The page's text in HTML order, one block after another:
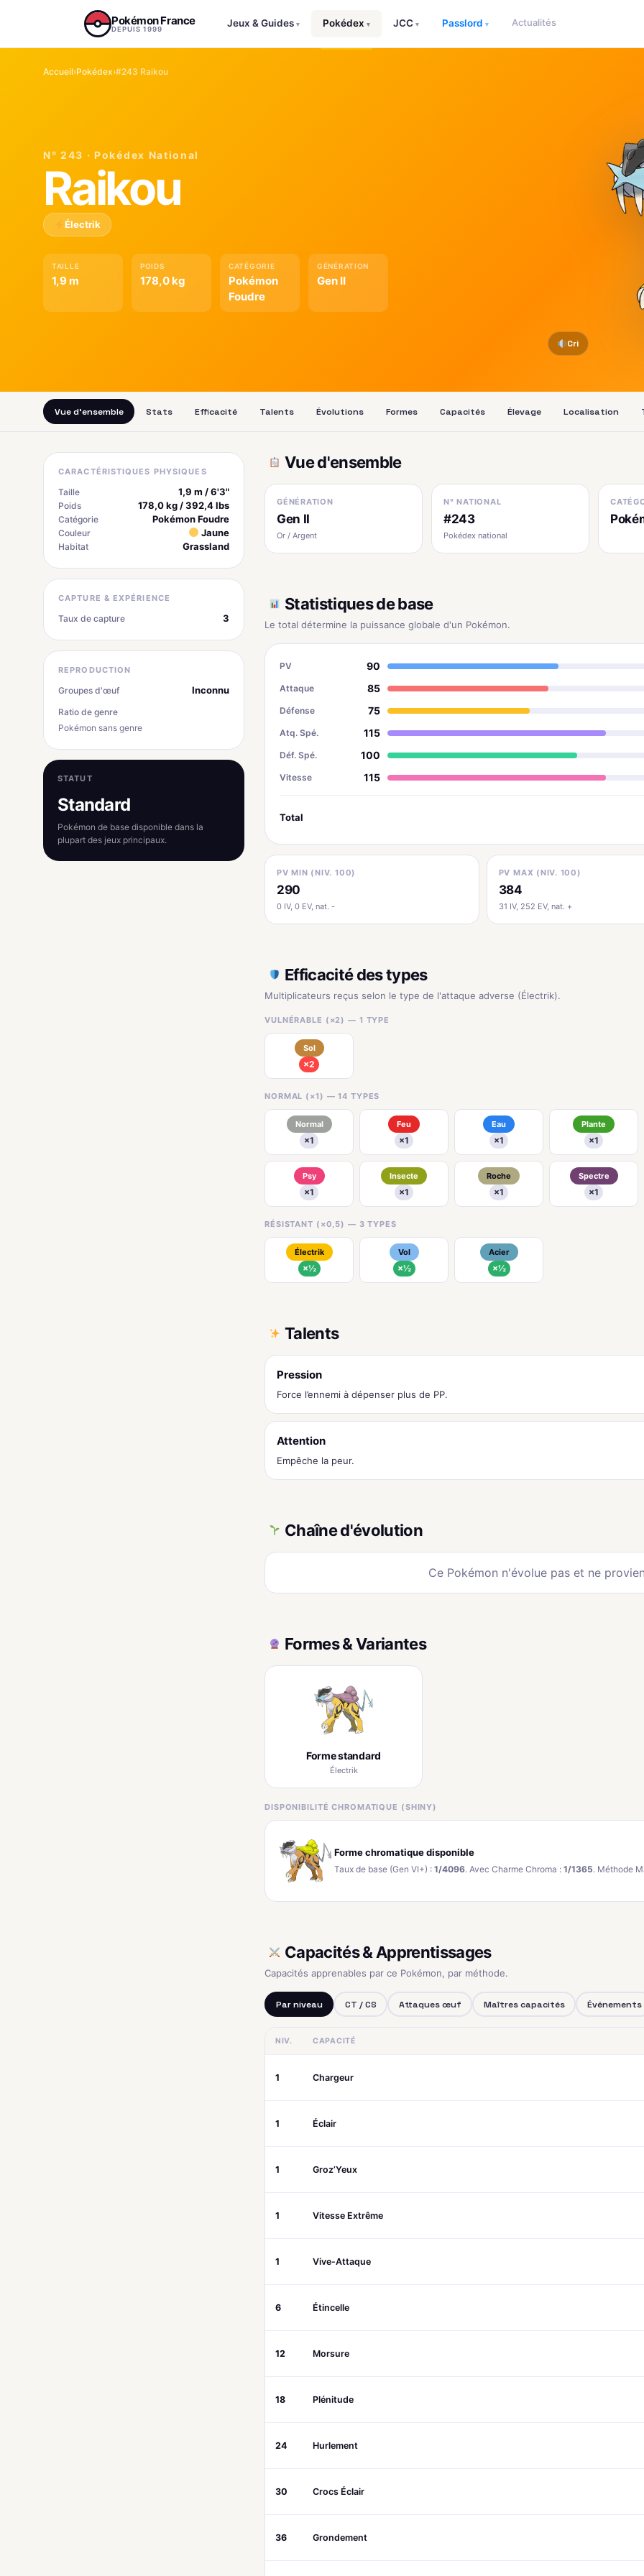
Pokémon France
DEPUIS 1999
Jeux & Guides ▾ Pokédex ▾ JCC ▾ Passlord ▾ Actualités
Accueil›Pokédex›#243 Raikou
N° 243 · Pokédex National
Raikou
Électrik
TAILLE
1,9 m
POIDS
178,0 kg
CATÉGORIE
Pokémon
Foudre
GÉNÉRATION
Gen II
Cri
Vue d'ensemble Stats Efficacité Talents Évolutions Formes Capacités Élevage Localisation
CARACTÉRISTIQUES PHYSIQUES
Taille 1,9 m / 6'3"
Poids 178,0 kg / 392,4 lbs
Catégorie Pokémon Foudre
Couleur Jaune
Habitat Grassland
CAPTURE & EXPÉRIENCE
Taux de capture 3
REPRODUCTION
Groupes d'œuf Inconnu
Ratio de genre
Pokémon sans genre
STATUT
Standard
Pokémon de base disponible dans la
plupart des jeux principaux.
Vue d'ensemble
GÉNÉRATION
Gen II
Or / Argent
N° NATIONAL
#243
Pokédex national
Statistiques de base
Le total détermine la puissance globale d'un Pokémon.
PV 90
Attaque 85
Défense 75
Atq. Spé. 115
Déf. Spé. 100
Vitesse 115
Total
PV MIN (NIV. 100)
290
0 IV, 0 EV, nat. -
PV MAX (NIV. 100)
384
31 IV, 252 EV, nat. +
Efficacité des types
Multiplicateurs reçus selon le type de l'attaque adverse (Électrik).
VULNÉRABLE (×2) — 1 TYPE
Sol
×2
NORMAL (×1) — 14 TYPES
Normal
×1
Feu
×1
Eau
×1
Plante
×1
Psy
×1
Insecte
×1
Roche
×1
Spectre
×1
RÉSISTANT (×0,5) — 3 TYPES
Électrik
×½
Vol
×½
Acier
×½
Talents
Pression
Force l’ennemi à dépenser plus de PP.
Attention
Empêche la peur.
Chaîne d'évolution
Ce Pokémon n'évolue pas et ne
Formes & Variantes
Forme standard
Électrik
DISPONIBILITÉ CHROMATIQUE (SHINY)
Forme chromatique disponible
Taux de base (Gen VI+) : 1/4096. Avec Charme Chroma : 1/1365. Méthode
Capacités & Apprentissages
Capacités apprenables par ce Pokémon, par méthode.
Par niveau CT / CS Attaques œuf Maîtres capacités Événements
NIV. CAPACITÉ
1 Chargeur
1 Éclair
1 Groz’Yeux
1 Vitesse Extrême
1 Vive-Attaque
6 Étincelle
12 Morsure
18 Plénitude
24 Hurlement
30 Crocs Éclair
36 Grondement